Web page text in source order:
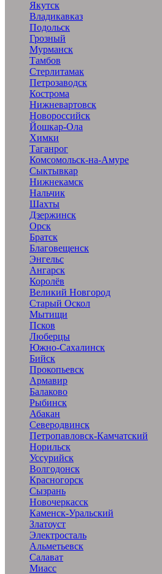
Якутск
Владикавказ
Подольск
Грозный
Мурманск
Тамбов
Стерлитамак
Петрозаводск
Кострома
Нижневартовск
Новороссийск
Йошкар-Ола
Химки
Таганрог
Комсомольск-на-Амуре
Сыктывкар
Нижнекамск
Нальчик
Шахты
Дзержинск
Орск
Братск
Благовещенск
Энгельс
Ангарск
Королёв
Великий Новгород
Старый Оскол
Мытищи
Псков
Люберцы
Южно-Сахалинск
Бийск
Прокопьевск
Армавир
Балаково
Рыбинск
Абакан
Северодвинск
Петропавловск-Камчатский
Норильск
Уссурийск
Волгодонск
Красногорск
Сызрань
Новочеркасск
Каменск-Уральский
Златоуст
Электросталь
Альметьевск
Салават
Миасс